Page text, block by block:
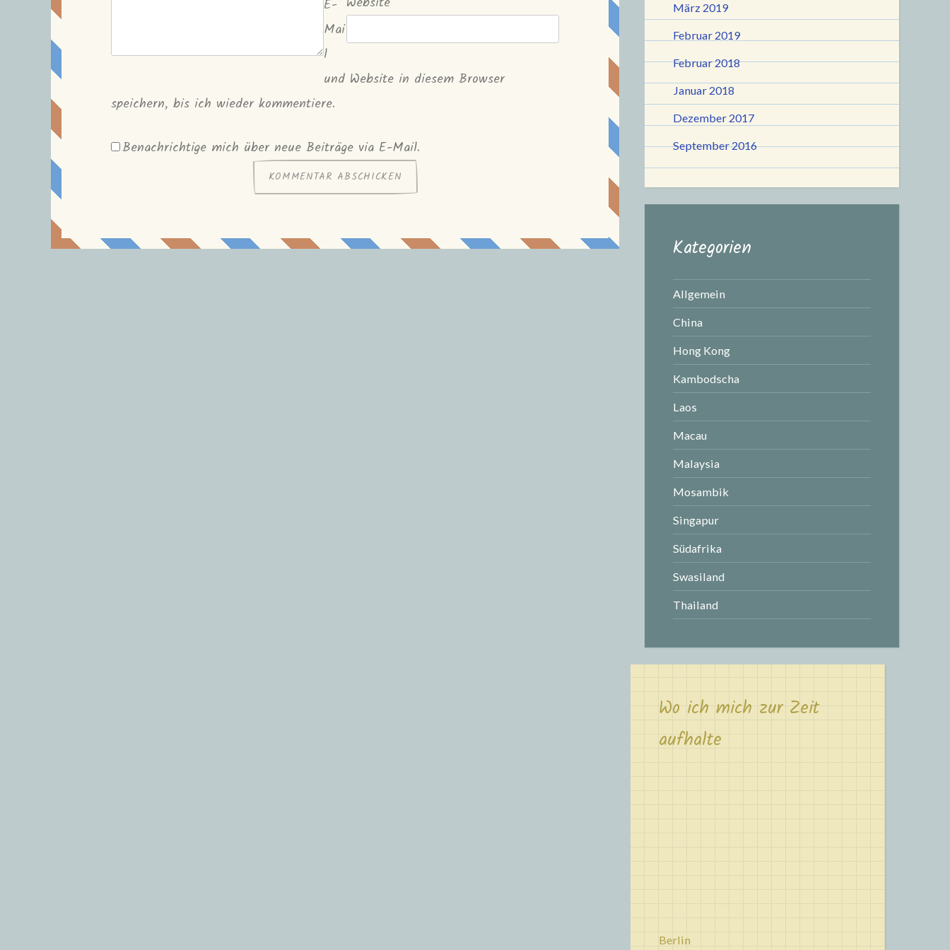
E-
Mai
l
und Website in diesem Browser
speichern, bis ich wieder kommentiere.
Benachrichtige mich über neue Beiträge via E-Mail.
März 2019
Februar 2019
Februar 2018
Januar 2018
Dezember 2017
September 2016
Kategorien
Allgemein
China
Hong Kong
Kambodscha
Laos
Macau
Malaysia
Mosambik
Singapur
Südafrika
Swasiland
Thailand
Wo ich mich zur Zeit
aufhalte
Berlin